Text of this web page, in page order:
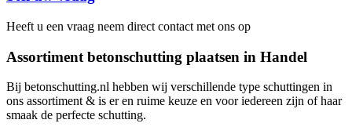
Heeft u een vraag neem direct contact met ons op
Assortiment betonschutting plaatsen in Handel
Bij betonschutting.nl hebben wij verschillende type schuttingen in
ons assortiment & is er en ruime keuze en voor iedereen zijn of haar
smaak de perfecte schutting.